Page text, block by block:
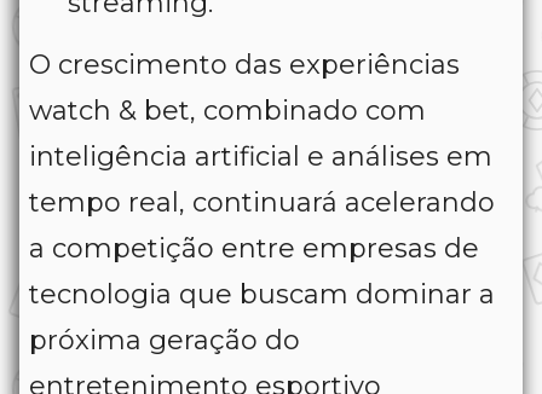
O crescimento das experiências
watch & bet, combinado com
inteligência artificial e análises em
tempo real, continuará acelerando
a competição entre empresas de
tecnologia que buscam dominar a
próxima geração do
entretenimento esportivo